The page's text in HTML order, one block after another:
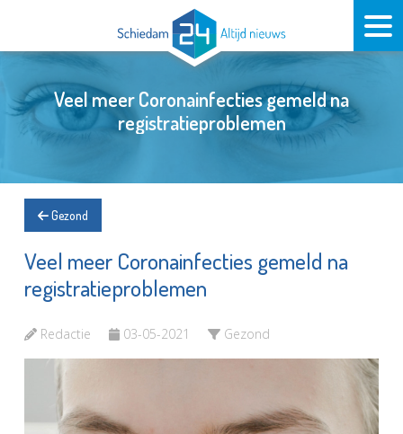
Veel meer Coronainfecties gemeld na
registratieproblemen
Gezond
Veel meer Coronainfecties gemeld na
registratieproblemen
Redactie 03-05-2021 Gezond